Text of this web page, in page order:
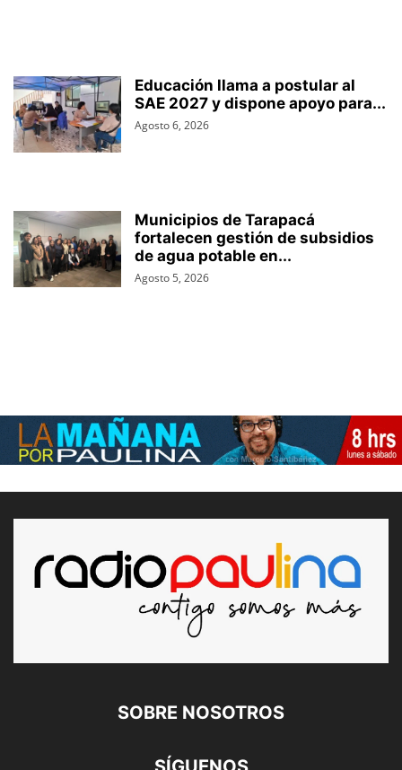
Educación llama a postular al
SAE 2027 y dispone apoyo para...
Agosto 6, 2026
Municipios de Tarapacá
fortalecen gestión de subsidios
de agua potable en...
Agosto 5, 2026
SOBRE NOSOTROS